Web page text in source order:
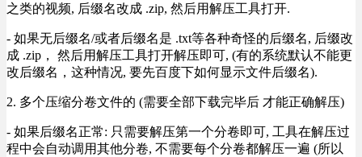
之类的视频, 后缀名改成 .zip, 然后用解压工具打开.
- 如果无后缀名/或者后缀名是 .txt等各种奇怪的后缀名, 后缀改
成 .zip， 然后用解压工具打开解压即可, (有的系统默认不能更
改后缀名，这种情况, 要先百度下如何显示文件后缀名).
2. 多个压缩分卷文件的 (需要全部下载完毕后 才能正确解压)
- 如果后缀名正常: 只需要解压第一个分卷即可, 工具在解压过
程中会自动调用其他分卷, 不需要每个分卷都解压一遍 (所以